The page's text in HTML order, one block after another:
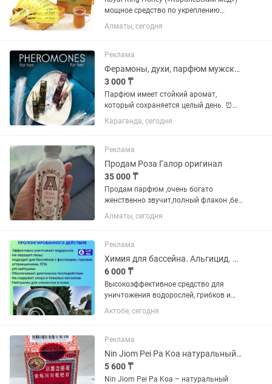
мощное средство по укреплению
мужского здоровья из меда и
экзотических трав. Полезные свойства:
повышает половое желание и...
Алматы, сегодня
Реклама
Ферамоны, духи, парфюм мужские/женские
3 000 ₸
Парфюм имеет стойкий аромат,
который сохраняется целый день. ⏰
Удобный флакон легко помещается в
сумочке. Ведь «тайный ключ» вашего
Аромат для женщин, которые...
Караганда, сегодня
Реклама
Продам Роза Галор оригинал
35 000 ₸
Продам парфюм ,очень богато
женственно звучит,полный флакон ,без
пары распылений, объём 100 мл
Алматы, сегодня
Реклама
Химия для бассейна. Альгицид. Чистый бассейн.
6 000 ₸
Высокоэффективное средство для
уничтожения водорослей, грибков и
бактерий в воде. – Не образует пены
(применим для фонтанов, спа); –
действие; –
Высококонцентрированный...
Актобе, сегодня
Реклама
Nin Jiom Pei Pa Koa натуральный травяной сироп с медом от кашля
5 600 ₸
Nin Jiom Pei Pa Koa – натуральный